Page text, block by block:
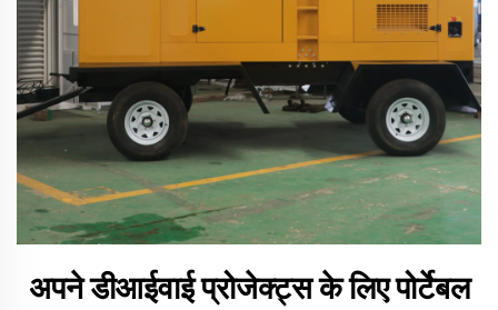
अपने डीआईवाई प्रोजेक्ट्स के लिए पोर्टेबल